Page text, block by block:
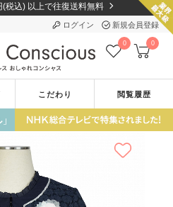
税込) 以上で往復送料無料
ログイン 新規会員登録
0 0
こだわり 閲覧履歴